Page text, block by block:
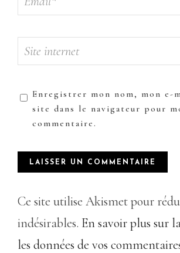
Enregistrer mon nom, mon e-
site dans le navigateur pour
commentaire.
Ce site utilise Akismet pour
indésirables. En savoir plus sur
les données de vos